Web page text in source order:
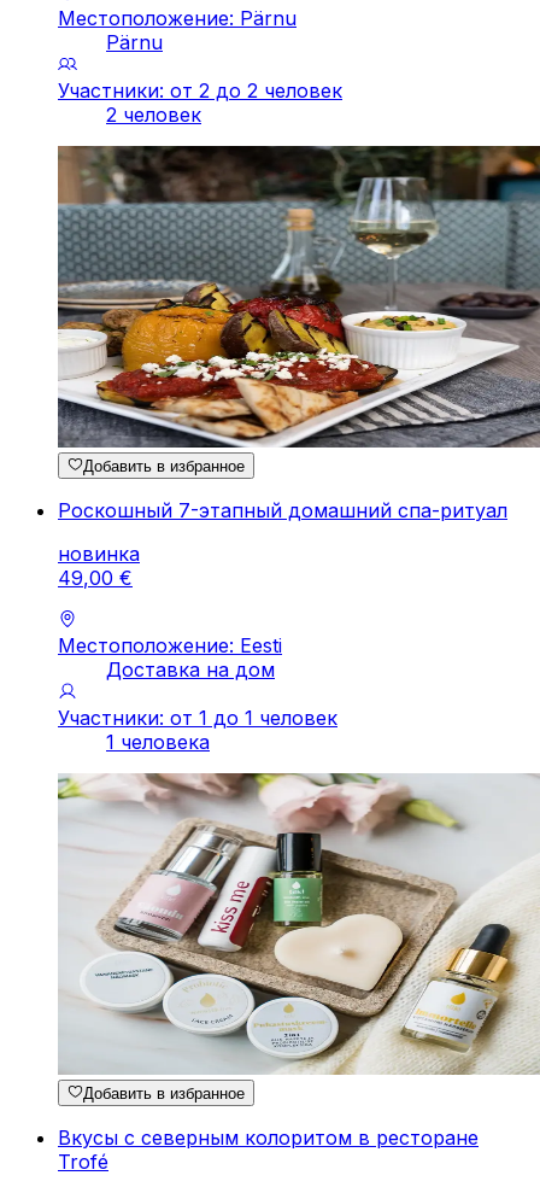
Местоположение: Pärnu
Pärnu
Участники: от 2 до 2 человек
2 человек
Добавить в избранное
Роскошный 7-этапный домашний спа-ритуал
новинка
49,00 €
Местоположение: Eesti
Доставка на дом
Участники: от 1 до 1 человек
1 человека
Добавить в избранное
Вкусы с северным колоритом в ресторане
Trofé